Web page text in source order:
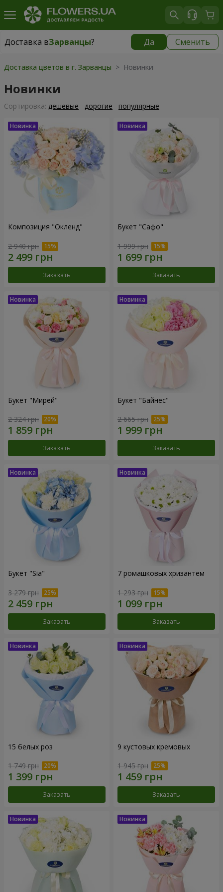
Доставка вЗарванцы? Да Сменить
Доставка вЗарванцы|
Доставка цветов в г. Зарванцы > Новинки
Новинки
Cортировка: дешевые дорогие популярные
Композиция "Окленд"
2 940 грн
Заказать
Букет "Сафо"
1 999 грн
Заказать
Букет "Мирей"
2 324 грн
Заказать
Букет "Байнес"
2 665 грн
Заказать
Букет "Sia"
3 279 грн
Заказать
7 ромашковых хризантем
1 293 грн
Заказать
15 белых роз
1 749 грн
Заказать
9 кустовых кремовых
1 945 грн
Заказать